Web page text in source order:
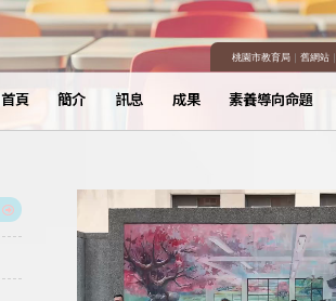
桃園市教育局｜ 舊網站｜
首頁 簡介 訊息 成果 素養導向命題